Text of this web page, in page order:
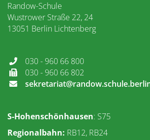
Randow-Schule
Wustrower Straße 22, 24
13051 Berlin Lichtenberg
030 - 960 66 800
030 - 960 66 802
S-Hohenschönhausen: S75
Regionalbahn: RB12, RB24